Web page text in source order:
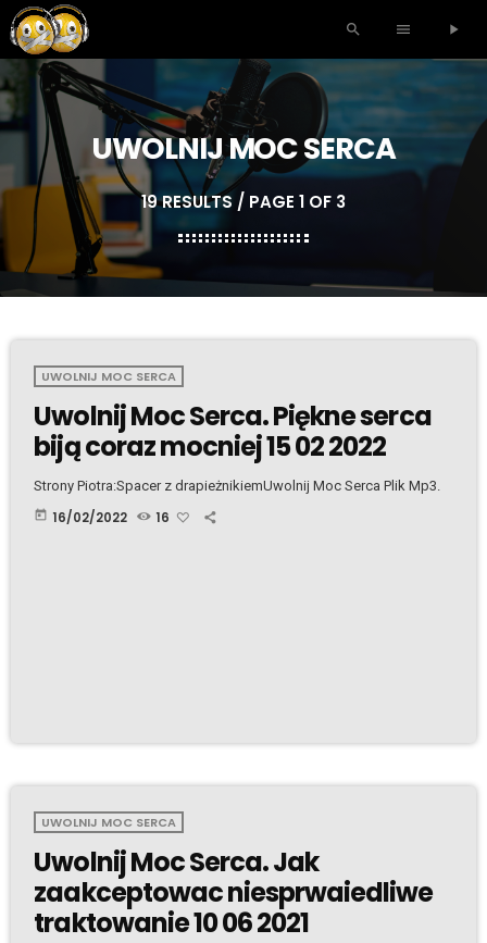
search menu play_arrow
UWOLNIJ MOC SERCA
19 RESULTS / PAGE 1 OF 3
UWOLNIJ MOC SERCA
Uwolnij Moc Serca. Piękne serca
biją coraz mocniej 15 02 2022
Strony Piotra:Spacer z drapieżnikiemUwolnij Moc Serca Plik Mp3.
today 16/02/2022 16
UWOLNIJ MOC SERCA
Uwolnij Moc Serca. Jak
zaakceptowac niesprwaiedliwe
traktowanie 10 06 2021